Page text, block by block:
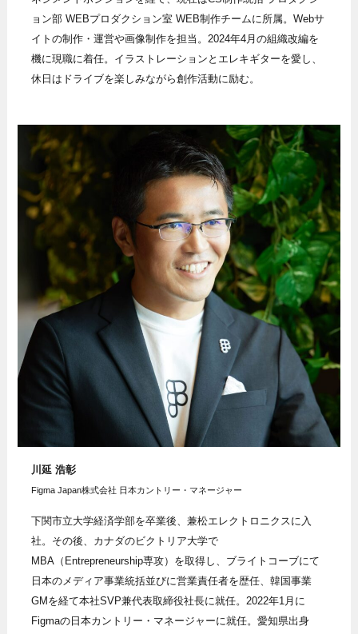
ョン部 WEBプロダクション室 WEB制作チームに所属。Webサ
イトの制作・運営や画像制作を担当。2024年4月の組織改編を
機に現職に着任。イラストレーションとエレキギターを愛し、
休日はドライブを楽しみながら創作活動に励む。
川延 浩彰
Figma Japan株式会社 日本カントリー・マネージャー
下関市立大学経済学部を卒業後、兼松エレクトロニクスに入
社。その後、カナダのビクトリア大学で
MBA（Entrepreneurship専攻）を取得し、ブライトコーブにて
日本のメディア事業統括並びに営業責任者を歴任、韓国事業
GMを経て本社SVP兼代表取締役社長に就任。2022年1月に
Figmaの日本カントリー・マネージャーに就任。愛知県出身